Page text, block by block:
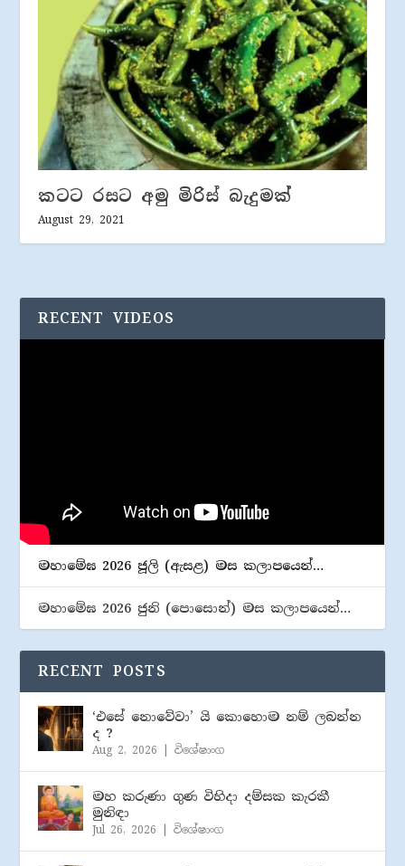
කටට රසට අමු මිරිස් බැදුමක්
August 29, 2021
RECENT VIDEOS
මහාමේඝ 2026 ජූලි (​ඇසළ) මස කලාපයෙන්…
මහාමේඝ 2026 ජුනි (​පොසොන්) මස කලාපයෙන්…
RECENT POSTS
‘එසේ නොවේවා’ යි කොහොම නම් ලබන්න
ද ?
Aug 2, 2026 |විශේෂාංග
මහ කරුණා ගුණ විහිදා දම්සක කැරකී
මුනිඳා
Jul 26, 2026 |විශේෂාංග